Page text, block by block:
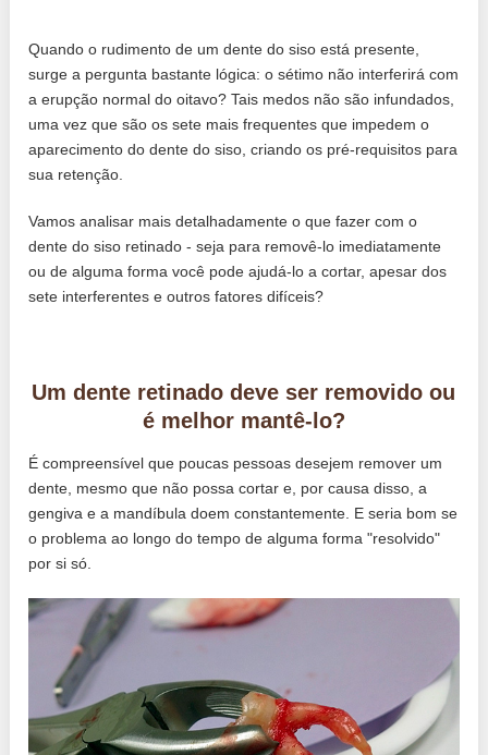
Quando o rudimento de um dente do siso está presente,
surge a pergunta bastante lógica: o sétimo não interferirá com
a erupção normal do oitavo? Tais medos não são infundados,
uma vez que são os sete mais frequentes que impedem o
aparecimento do dente do siso, criando os pré-requisitos para
sua retenção.
Vamos analisar mais detalhadamente o que fazer com o
dente do siso retinado - seja para removê-lo imediatamente
ou de alguma forma você pode ajudá-lo a cortar, apesar dos
sete interferentes e outros fatores difíceis?
Um dente retinado deve ser removido ou
é melhor mantê-lo?
É compreensível que poucas pessoas desejem remover um
dente, mesmo que não possa cortar e, por causa disso, a
gengiva e a mandíbula doem constantemente. E seria bom se
o problema ao longo do tempo de alguma forma "resolvido"
por si só.